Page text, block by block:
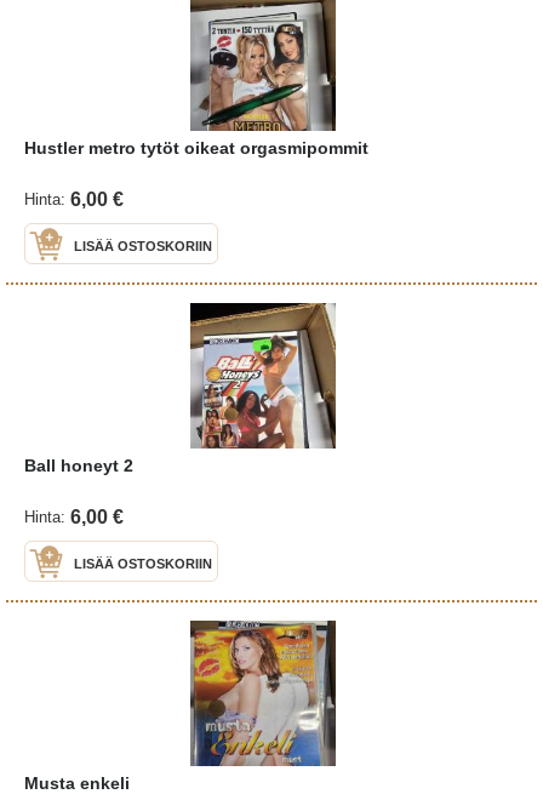
Hustler metro tytöt oikeat orgasmipommit
Hinta: 6,00 €
LISÄÄ OSTOSKORIIN
Ball honeyt 2
Hinta: 6,00 €
LISÄÄ OSTOSKORIIN
Musta enkeli